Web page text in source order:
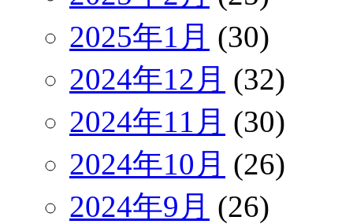
2025年1月 (30)
2024年12月 (32)
2024年11月 (30)
2024年10月 (26)
2024年9月 (26)